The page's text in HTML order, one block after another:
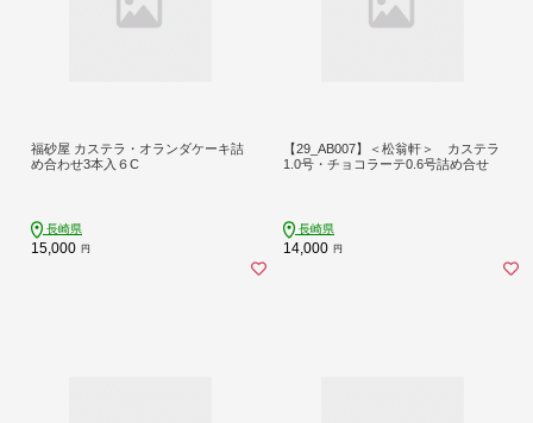
福砂屋 カステラ・オランダケーキ詰
め合わせ3本入６C
長崎県
15,000 円
【29_AB007】＜松翁軒＞ カステラ
1.0号・チョコラーテ0.6号詰め合せ
長崎県
14,000 円